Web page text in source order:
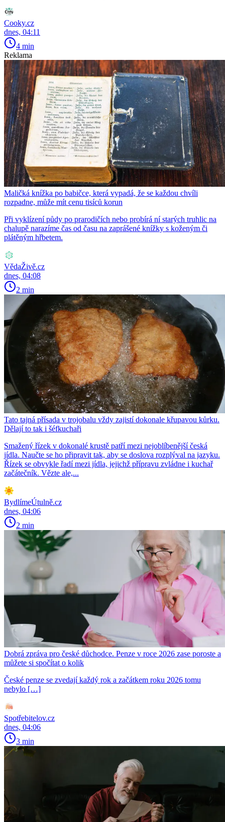
Cooky.cz
dnes, 04:11
4 min
Reklama
Maličká knížka po babičce, která vypadá, že se každou chvíli
rozpadne, může mít cenu tisíců korun
Při vyklízení půdy po prarodičích nebo probírá ní starých truhlic na
chalupě narazíme čas od času na zaprášené knížky s koženým či
plátěným hřbetem.
VědaŽivě.cz
dnes, 04:08
2 min
Tato tajná přísada v trojobalu vždy zajistí dokonale křupavou kůrku.
Dělají to tak i šéfkuchaři
Smažený řízek v dokonalé krustě patří mezi nejoblíbenější česká
jídla. Naučte se ho připravit tak, aby se doslova rozplýval na jazyku.
Řízek se obvykle řadí mezi jídla, jejichž přípravu zvládne i kuchař
začátečník. Vězte ale,...
BydlímeÚtulně.cz
dnes, 04:06
2 min
Dobrá zpráva pro české důchodce. Penze v roce 2026 zase poroste a
můžete si spočítat o kolik
České penze se zvedají každý rok a začátkem roku 2026 tomu
nebylo […]
Spotřebitelov.cz
dnes, 04:06
3 min